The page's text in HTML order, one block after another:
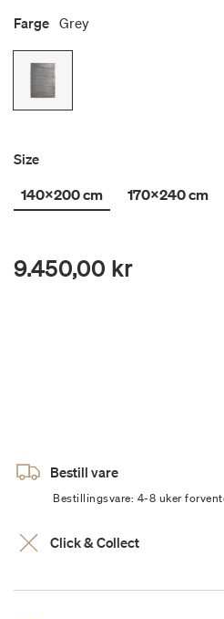
Farge Grey
Size
140x200 cm
170x240 cm
9.450,00 kr
Bestill vare
Bestillingsvare: 4-8 uker
Click & Collect